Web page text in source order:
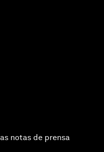
notas de prensa